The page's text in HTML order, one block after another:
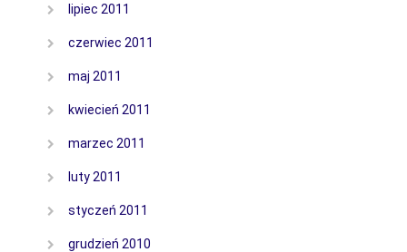
lipiec 2011
czerwiec 2011
maj 2011
kwiecień 2011
marzec 2011
luty 2011
styczeń 2011
grudzień 2010